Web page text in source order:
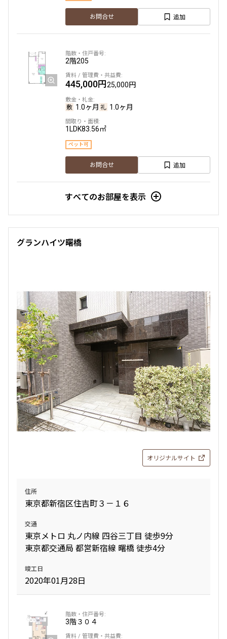
7階７１０
193,000円12,000円
1.0ヶ月
2LDK+WIC+SIC40.00㎡
三井の賃貸
お問合せ 追加
お問合せ 追加
2階205
445,000円25,000円
1.0ヶ月 1.0ヶ月
1LDK83.56㎡
ペット可
お問合せ 追加
すべてのお部屋を表示
グランハイツ曙橋
オリジナルサイト
住所
東京都新宿区住吉町３－１６
交通
東京メトロ 丸ノ内線 四谷三丁目 徒歩9分
東京都交通局 都営新宿線 曙橋 徒歩4分
竣工日
2020年01月28日
3階３０４